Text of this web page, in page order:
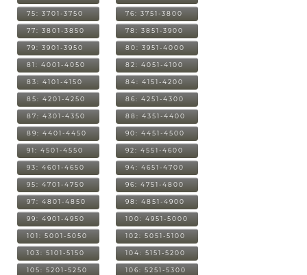
75: 3701-3750 76: 3751-3800
77: 3801-3850 78: 3851-3900
79: 3901-3950 80: 3951-4000
81: 4001-4050 82: 4051-4100
83: 4101-4150 84: 4151-4200
85: 4201-4250 86: 4251-4300
87: 4301-4350 88: 4351-4400
89: 4401-4450 90: 4451-4500
91: 4501-4550 92: 4551-4600
93: 4601-4650 94: 4651-4700
95: 4701-4750 96: 4751-4800
97: 4801-4850 98: 4851-4900
99: 4901-4950 100: 4951-5000
101: 5001-5050 102: 5051-5100
103: 5101-5150 104: 5151-5200
105: 5201-5250 106: 5251-5300